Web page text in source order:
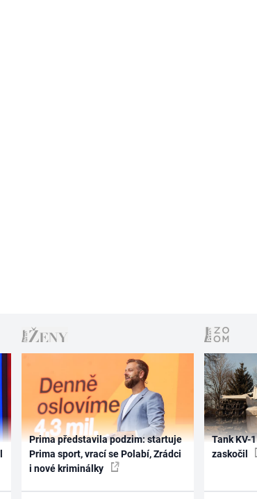
Prima představila podzim: startuje
Prima sport, vrací se Polabí, Zrádci
i nové kriminálky
Tank KV-
zaskočil